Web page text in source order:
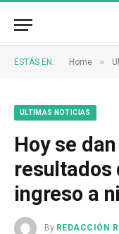
ESTÁS EN: Home »
ULTIMAS NOTICIAS
Hoy se
resultados
ingreso a
By REDACCIÓN